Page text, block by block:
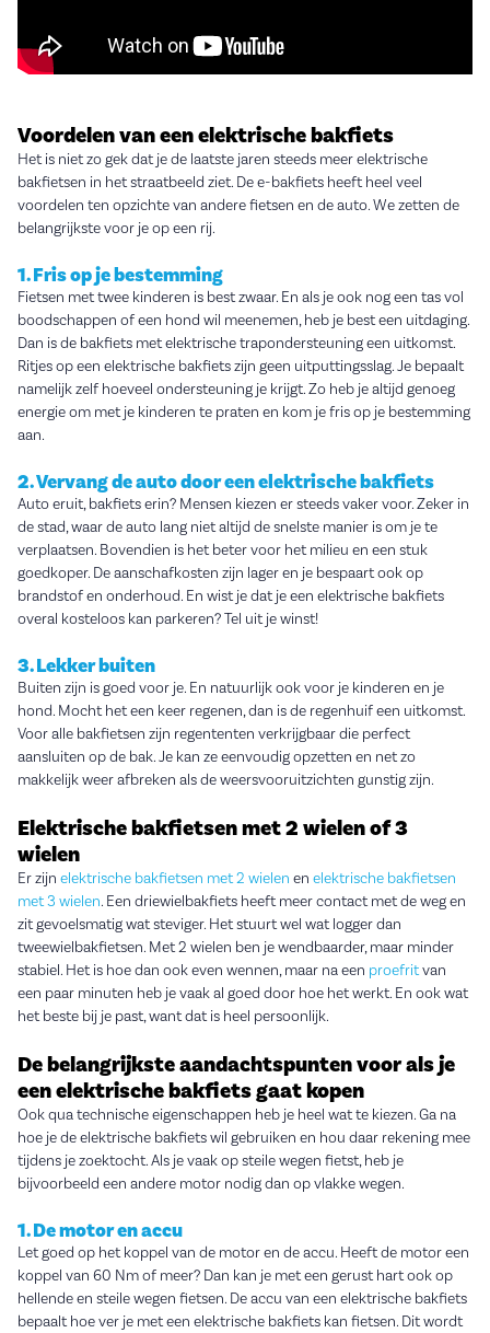
Voordelen van een elektrische bakfiets
Het is niet zo gek dat je de laatste jaren steeds meer elektrische
bakfietsen in het straatbeeld ziet. De e-bakfiets heeft heel veel
voordelen ten opzichte van andere fietsen en de auto. We zetten de
belangrijkste voor je op een rij.
1. Fris op je bestemming
Fietsen met twee kinderen is best zwaar. En als je ook nog een tas vol
boodschappen of een hond wil meenemen, heb je best een uitdaging.
Dan is de bakfiets met elektrische trapondersteuning een uitkomst.
Ritjes op een elektrische bakfiets zijn geen uitputtingsslag. Je bepaalt
namelijk zelf hoeveel ondersteuning je krijgt. Zo heb je altijd genoeg
energie om met je kinderen te praten en kom je fris op je bestemming
aan.
2. Vervang de auto door een elektrische bakfiets
Auto eruit, bakfiets erin? Mensen kiezen er steeds vaker voor. Zeker in
de stad, waar de auto lang niet altijd de snelste manier is om je te
verplaatsen. Bovendien is het beter voor het milieu en een stuk
goedkoper. De aanschafkosten zijn lager en je bespaart ook op
brandstof en onderhoud. En wist je dat je een elektrische bakfiets
overal kosteloos kan parkeren? Tel uit je winst!
3. Lekker buiten
Buiten zijn is goed voor je. En natuurlijk ook voor je kinderen en je
hond. Mocht het een keer regenen, dan is de regenhuif een uitkomst.
Voor alle bakfietsen zijn regententen verkrijgbaar die perfect
aansluiten op de bak. Je kan ze eenvoudig opzetten en net zo
makkelijk weer afbreken als de weersvooruitzichten gunstig zijn.
Elektrische bakfietsen met 2 wielen of 3
wielen
Er zijn elektrische bakfietsen met 2 wielen en elektrische bakfietsen
met 3 wielen. Een driewielbakfiets heeft meer contact met de weg en
zit gevoelsmatig wat steviger. Het stuurt wel wat logger dan
tweewielbakfietsen. Met 2 wielen ben je wendbaarder, maar minder
stabiel. Het is hoe dan ook even wennen, maar na een proefritvan
een paar minuten heb je vaak al goed door hoe het werkt. En ook wat
het beste bij je past, want dat is heel persoonlijk.
De belangrijkste aandachtspunten voor als je
een elektrische bakfiets gaat kopen
Ook qua technische eigenschappen heb je heel wat te kiezen. Ga na
hoe je de elektrische bakfiets wil gebruiken en hou daar rekening mee
tijdens je zoektocht. Als je vaak op steile wegen fietst, heb je
bijvoorbeeld een andere motor nodig dan op vlakke wegen.
1. De motor en accu
Let goed op het koppel van de motor en de accu. Heeft de motor een
koppel van 60 Nm of meer? Dan kan je met een gerust hart ook op
hellende en steile wegen fietsen. De accu van een elektrische bakfiets
bepaalt hoe ver je met een elektrische bakfiets kan fietsen. Dit wordt